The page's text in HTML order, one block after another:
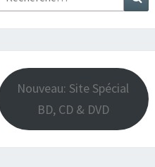
Nouveau: Site Spécial
BD, CD & DVD